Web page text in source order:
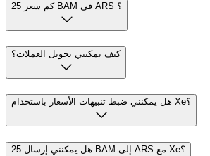
كم سعر 25 BAM في ARS ؟
كيف يمكنني تحويل العملات؟
هل يمكنني ضبط تنبيهات الأسعار باستخدام Xe؟
هل يمكنني إرسال 25 BAM إلى ARS مع Xe؟